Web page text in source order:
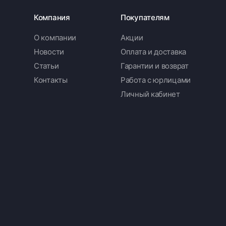
Компания
О компании
Новости
Статьи
Контакты
Покупателям
Акции
Оплата и доставка
Гарантии и возврат
Работа с юрлицами
Личный кабинет